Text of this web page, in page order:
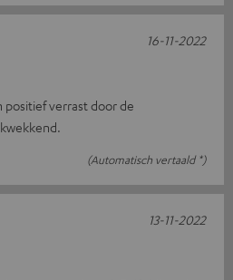
positief verrast door de
(Automatisch vertaald *)
16-11-2022
13-11-2022